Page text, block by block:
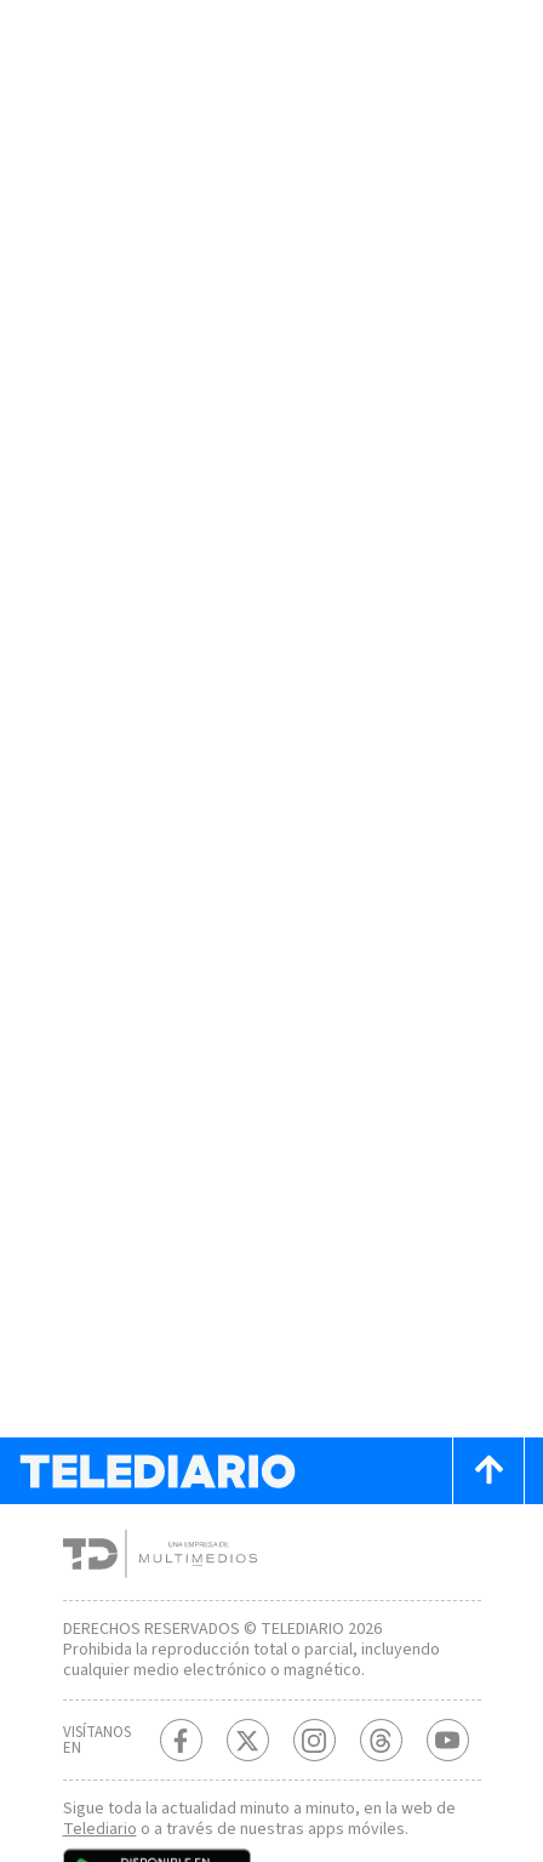
DERECHOS RESERVADOS © TELEDIARIO 2026
Prohibida la reproducción total o parcial, incluyendo
cualquier medio electrónico o magnético.
VISÍTANOS
EN
Sigue toda la actualidad minuto a minuto, en la web de
Telediarioo a través de nuestras apps móviles.